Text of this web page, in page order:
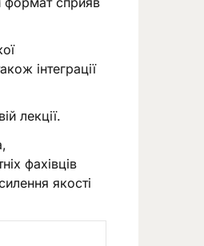
інтеграції
лекції.
фахівців
якості